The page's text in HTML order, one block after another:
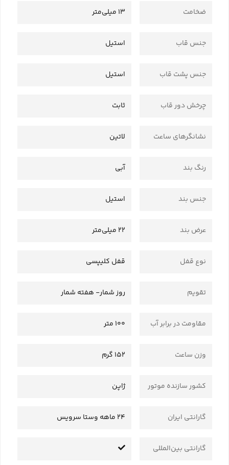
ضخامت 13 میلی‌متر
جنس قاب استیل
جنس پشت قاب استیل
چرخش دور قاب ثابت
نشانگرهای ساعت لاتین
رنگ بند آبی
جنس بند استیل
عرض بند 22 میلی‌متر
نوع قفل قفل کلیپسی
تقویم روز شمار- هفته شمار
مقاومت در برابر آب 100 متر
وزن ساعت 152 گرم
کشور سازنده موتور ژاپن
گارانتی ایران 24 ماهه وستا سرویس
گارانتی بین‌المللی